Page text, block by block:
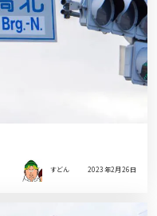
すどん 2023年2月26日